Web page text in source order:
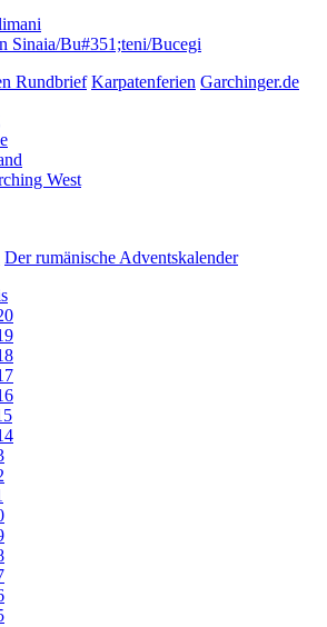
Sinaia/Bu#351;teni/Bucegi
Rundbrief Karpatenferien Garchinger.de
West
Der rumänische Adventskalender